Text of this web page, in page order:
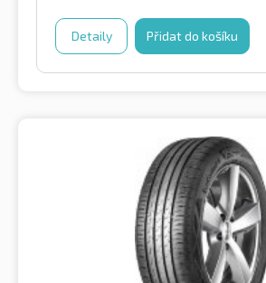
Detaily Přidat do košíku